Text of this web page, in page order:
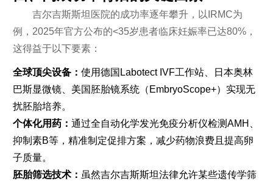
吉尔吉斯斯坦医院的成功率逐年攀升，以IRMC为
例，2025年官方公布的<35岁患者临床妊娠率已达80%，
这得益于以下要素：
全球顶尖设备： 使用德国Labotect IVF工作站、日本奥林
巴斯显微镜、美国胚胎镜系统（EmbryoScope+）实现无
扰胚胎培养。
个体化用药： 通过全自动化学发光免疫分析仪检测AMH、
抑制素B等，精准制定促排方案，减少药物浪费且提高卵
子质量。
胚胎筛选技术： 虽然吉尔吉斯斯坦法律允许某些遗传学筛